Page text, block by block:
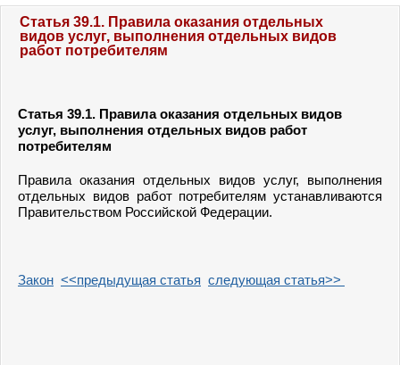
Статья 39.1. Правила оказания отдельных
видов услуг, выполнения отдельных видов
работ потребителям
Статья 39.1. Правила оказания отдельных видов
услуг, выполнения отдельных видов работ
потребителям
Правила оказания отдельных видов услуг, выполнения
отдельных видов работ потребителям устанавливаются
Правительством Российской Федерации.
Закон <<предыдущая статья следующая статья>>